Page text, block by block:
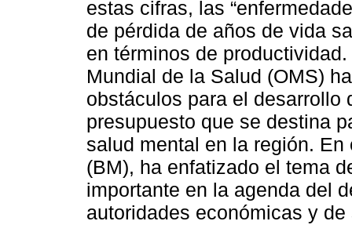
estas cifras, las
de pérdida de años de vida
en términos de
Mundial de la Salud (OMS)
obstáculos para el desarrollo
presupuesto que se destina
salud mental en la región.
(BM), ha enfatizado el tema
importante en la agenda del
autoridades económicas y